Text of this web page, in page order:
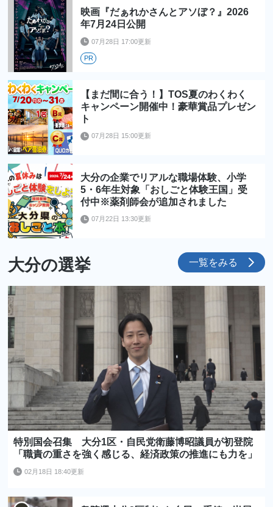
映画『だぁれかさんとアソぼ？』2026
年7月24日公開
07月28日 17:00更新
PR
【まだ間に合う！】TOS夏のわくわく
キャンペーン開催中！豪華賞品プレゼン
ト
07月28日 15:00更新
大分の企業でリアルな職場体験、小学
5・6年生対象「おしごと体験王国」受
付中※薬剤師会が追加されました
07月22日 13:30更新
大分の選挙 一覧をみる
特別国会召集 大分1区・自民党衛藤博昭議員が初登院
「職責の重さを強く感じる、経済政策の推進にも力を」
02月18日 18:40更新